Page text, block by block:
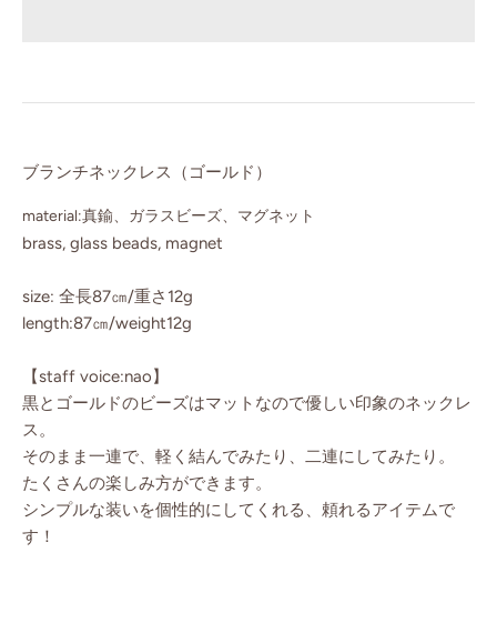
ブランチネックレス（ゴールド）
material:真鍮、ガラスビーズ、マグネット
brass, glass beads, magnet
size: 全長87㎝/重さ12g
length:87㎝/weight12g
【staff voice:nao】
黒とゴールドのビーズはマットなので優しい印象のネックレ
ス。
そのまま一連で、軽く結んでみたり、二連にしてみたり。
たくさんの楽しみ方ができます。
シンプルな装いを個性的にしてくれる、頼れるアイテムで
す！